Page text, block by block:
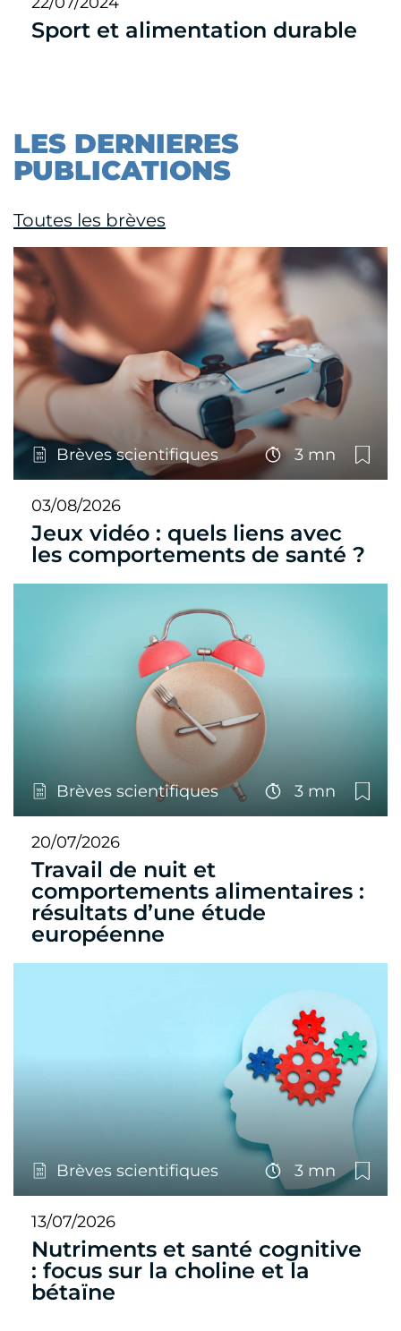
Sport et alimentation durable
LES DERNIERES
PUBLICATIONS
Toutes les brèves
Brèves scientifiques 3 mn
03/08/2026
Jeux vidéo : quels liens avec
les comportements de santé ?
Brèves scientifiques 3 mn
20/07/2026
Travail de nuit et
comportements alimentaires :
résultats d’une étude
européenne
Brèves scientifiques 3 mn
13/07/2026
Nutriments et santé cognitive
: focus sur la choline et la
bétaïne